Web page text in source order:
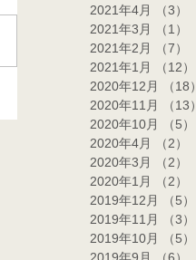
2021年4月
（3）
2021年3月
（1）
2021年2月
（7）
2021年1月
（12）
2020年12月
（18）
2020年11月
（13）
2020年10月
（5）
2020年4月
（2）
2020年3月
（2）
2020年1月
（2）
2019年12月
（5）
2019年11月
（3）
2019年10月
（5）